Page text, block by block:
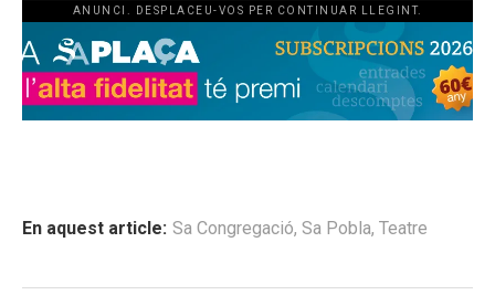
ANUNCI. DESPLACEU-VOS PER CONTINUAR LLEGINT.
En aquest article: Sa Congregació, Sa Pobla, Teatre